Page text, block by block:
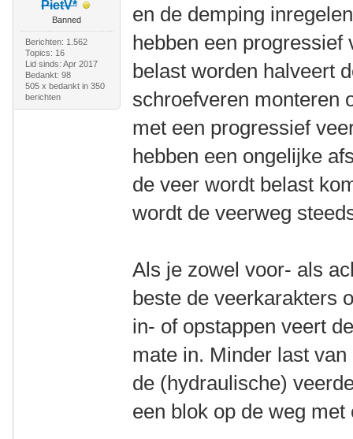
PietV*
Banned
Berichten: 1.562
Topics: 16
Lid sinds: Apr 2017
Bedankt: 98
505 x bedankt in 350
berichten
en de demping
hebben een
belast worden halveert
schroefveren monteren
met een progressief
hebben een ongelijke
de veer wordt belast
wordt de veerweg
Als je zowel voor- als
beste de veerkarakters
in- of opstappen veert
mate in. Minder last
de (hydraulische)
een blok op de weg